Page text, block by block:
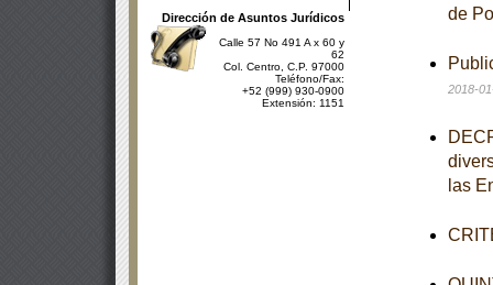
Dirección de Asuntos Jurídicos
Calle 57 No 491 A x 60 y
62
Col. Centro, C.P. 97000
Teléfono/Fax:
+52 (999) 930-0900
Extensión: 1151
de
2018-
las